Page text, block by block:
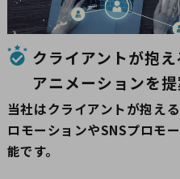
クライアントが抱
アニメーションを
当社はクライアントが抱え
ロモーションやSNSプロモ
能です。